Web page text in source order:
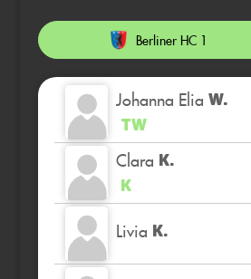
Berliner HC 1
Johanna Elia W.
TW
Clara K.
K
Livia K.